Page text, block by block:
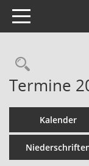
Toggle navigation
Termine
Kalender